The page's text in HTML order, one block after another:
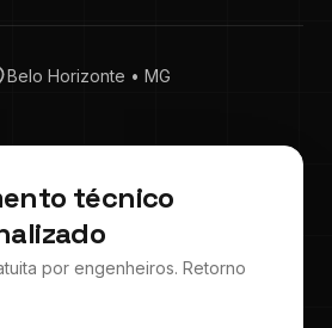
Belo Horizonte • MG
técnico
por engenheiros. Retorno